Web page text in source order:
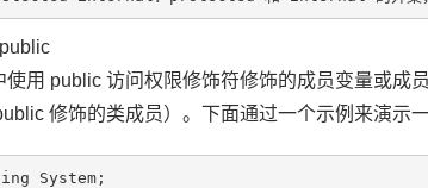
使用 public 访问权限修饰符修饰的成员变量或成
修饰的类成员）。下面通过一个示例来演示一
System;